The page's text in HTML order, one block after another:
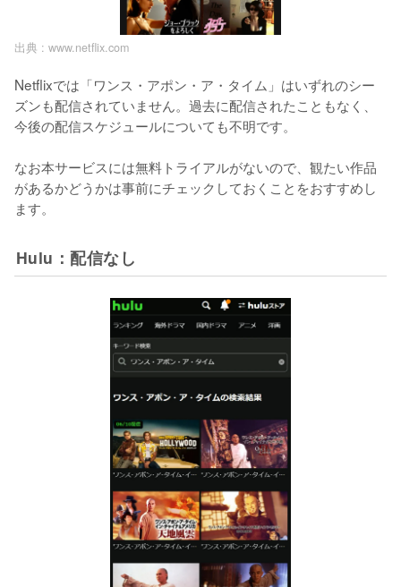
出典 : www.netflix.com
Netflixでは「ワンス・アポン・ア・タイム」はいずれのシー
ズンも配信されていません。過去に配信されたこともなく、
今後の配信スケジュールについても不明です。
なお本サービスには無料トライアルがないので、観たい作品
があるかどうかは事前にチェックしておくことをおすすめし
ます。
Hulu：配信なし